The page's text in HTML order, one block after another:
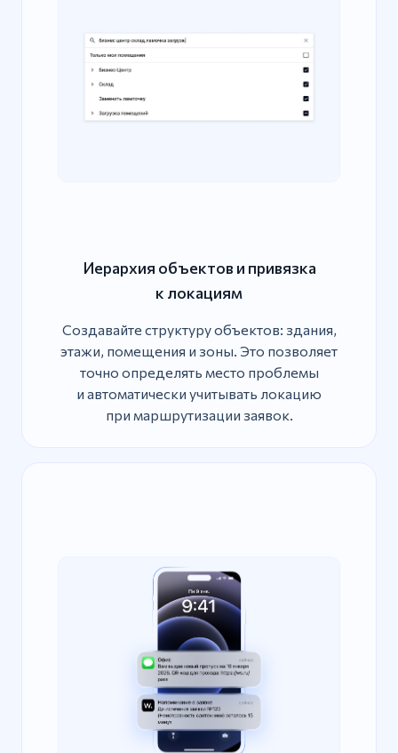
Иерархия объектов и привязка
к локациям
Создавайте структуру объектов: здания,
этажи, помещения и зоны. Это позволяет
точно определять место проблемы
и автоматически учитывать локацию
при маршрутизации заявок.